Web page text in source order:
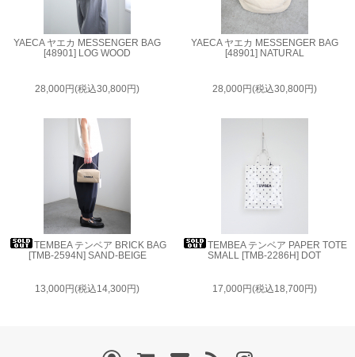
YAECA ヤエカ MESSENGER BAG
[48901] LOG WOOD
28,000円(税込30,800円)
YAECA ヤエカ MESSENGER BAG
[48901] NATURAL
28,000円(税込30,800円)
TEMBEA テンベア BRICK BAG
[TMB-2594N] SAND-BEIGE
13,000円(税込14,300円)
TEMBEA テンベア PAPER TOTE
SMALL [TMB-2286H] DOT
17,000円(税込18,700円)